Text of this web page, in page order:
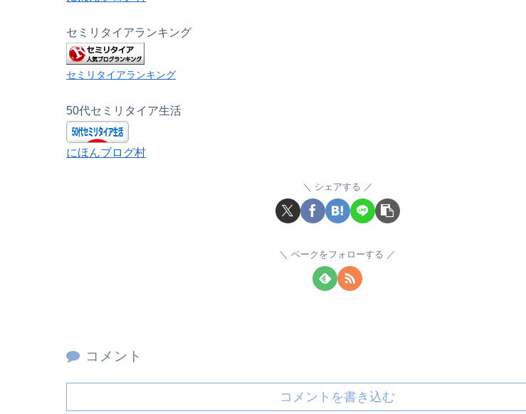
セミリタイアランキング
セミリタイアランキング
50代セミリタイア生活
にほんブログ村
シェアする
ベークをフォローする
コメント
コメントを書き込む